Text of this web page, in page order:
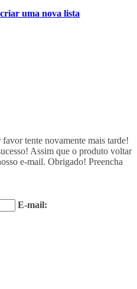
uma nova lista
tente novamente mais tarde!
Assim que o produto voltar
e-mail. Obrigado! Preencha
E-mail: